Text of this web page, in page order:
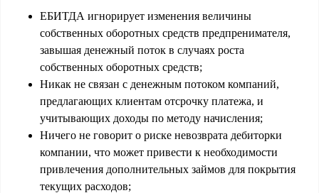
ЕБИТДА игнорирует изменения величины
собственных оборотных средств предпренимателя,
завышая денежный поток в случаях роста
собственных оборотных средств;
Никак не связан с денежным потоком компаний,
предлагающих клиентам отсрочку платежа, и
учитывающих доходы по методу начисления;
Ничего не говорит о риске невозврата дебиторки
компании, что может привести к необходимости
привлечения дополнительных займов для покрытия
текущих расходов;